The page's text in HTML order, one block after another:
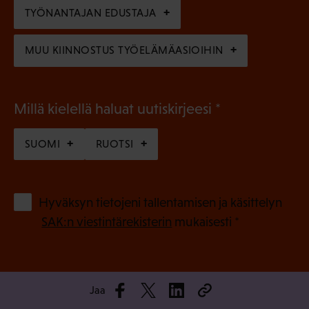
n
)
TYÖNANTAJAN EDUSTAJA
MUU KIINNOSTUS TYÖELÄMÄASIOIHIN
Millä kielellä haluat uutiskirjeesi
o
l
n
SUOMI RUOTSI
Hyväksyn tietojeni tallentamisen ja käsittelyn
SAK:n viestintärekisterin mukaisesti *
o
Jaa